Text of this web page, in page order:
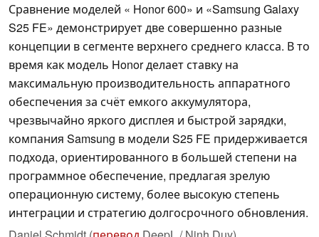
Сравнение моделей « Honor 600» и «Samsung Galaxy
S25 FE» демонстрирует две совершенно разные
концепции в сегменте верхнего среднего класса. В то
время как модель Honor делает ставку на
максимальную производительность аппаратного
обеспечения за счёт емкого аккумулятора,
чрезвычайно яркого дисплея и быстрой зарядки,
компания Samsung в модели S25 FE придерживается
подхода, ориентированного в большей степени на
программное обеспечение, предлагая зрелую
операционную систему, более высокую степень
интеграции и стратегию долгосрочного обновления.